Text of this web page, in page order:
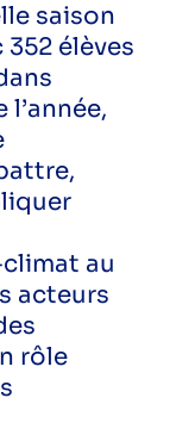
ne rien
saison
352 élèves
au
acteurs
rôle